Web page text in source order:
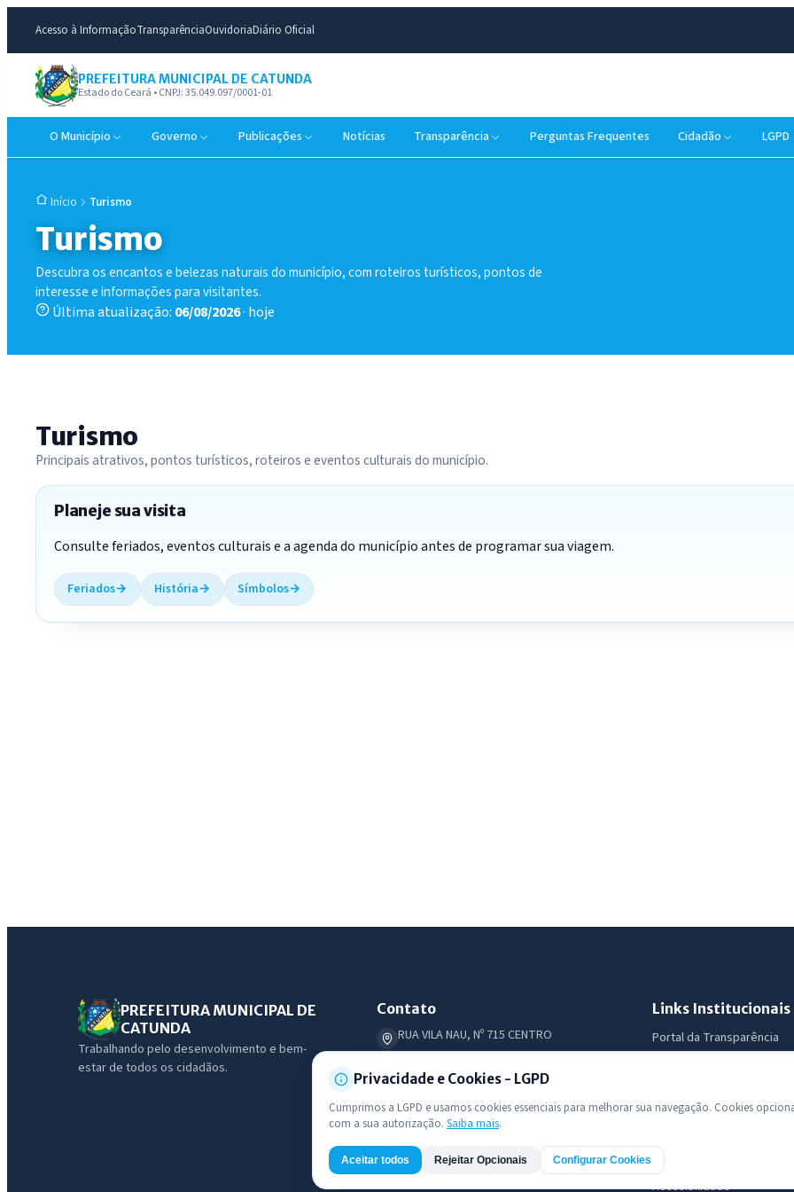
Acesso à InformaçãoTransparênciaOuvidoriaDiário Oficial
PREFEITURA MUNICIPAL DE CATUNDA
Estado do Ceará • CNPJ: 35.049.097/0001-01
O Município Governo Publicações Notícias Transparência Perguntas Frequentes Cidadão LGPD
Início Turismo
Turismo
Descubra os encantos e belezas naturais do município, com roteiros turísticos, pontos de
interesse e informações para visitantes.
Última atualização: 06/08/2026· hoje
Turismo
Principais atrativos, pontos turísticos, roteiros e eventos culturais do município.
Planeje sua visita
Consulte feriados, eventos culturais e a agenda do município antes de programar sua viagem.
Feriados História Símbolos
PREFEITURA MUNICIPAL DE
CATUNDA
Trabalhando pelo desenvolvimento e bem-
estar de todos os cidadãos.
Contato
RUA VILA NAU, Nº 715 CENTRO
(88) 36861-032
prefeitura.catunda.ceara@gmail.com
Links Institucionais
Portal da Transparência
Ouvidoria
LGPD
Mapa do Site
Acessibilidade
Privacidade e Cookies - LGPD
Cumprimos a LGPD e usamos cookies essenciais para melhorar sua navegação. Cookies
com a sua autorização. Saiba mais.
Aceitar todos Rejeitar Opcionais Configurar Cookies